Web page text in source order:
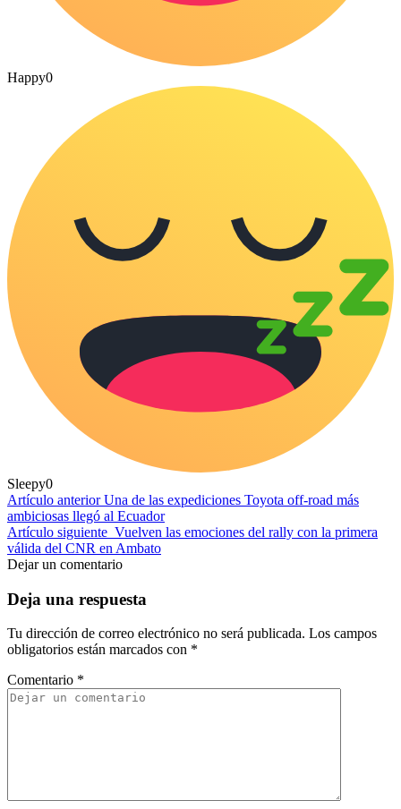
Happy0
Sleepy0
Artículo anterior Una de las expediciones Toyota off-road más
ambiciosas llegó al Ecuador
Artículo siguiente Vuelven las emociones del rally con la primera
válida del CNR en Ambato
Dejar un comentario
Deja una respuesta
Tu dirección de correo electrónico no será publicada. Los campos
obligatorios están marcados con *
Comentario *